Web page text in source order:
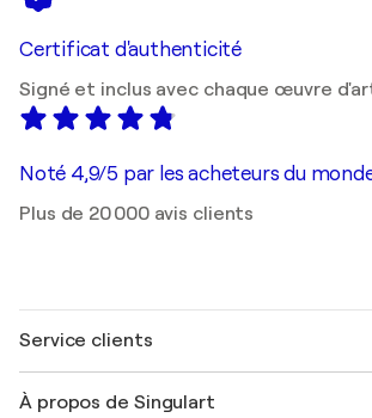
Certificat d'authenticité
Signé et inclus avec chaque œuvre
Noté 4,9/5 par les acheteurs du
Plus de 20 000 avis clients
Service clients
Expédition
À propos de Singulart